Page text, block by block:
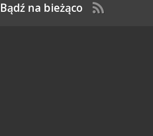
Bądź na bieżąco